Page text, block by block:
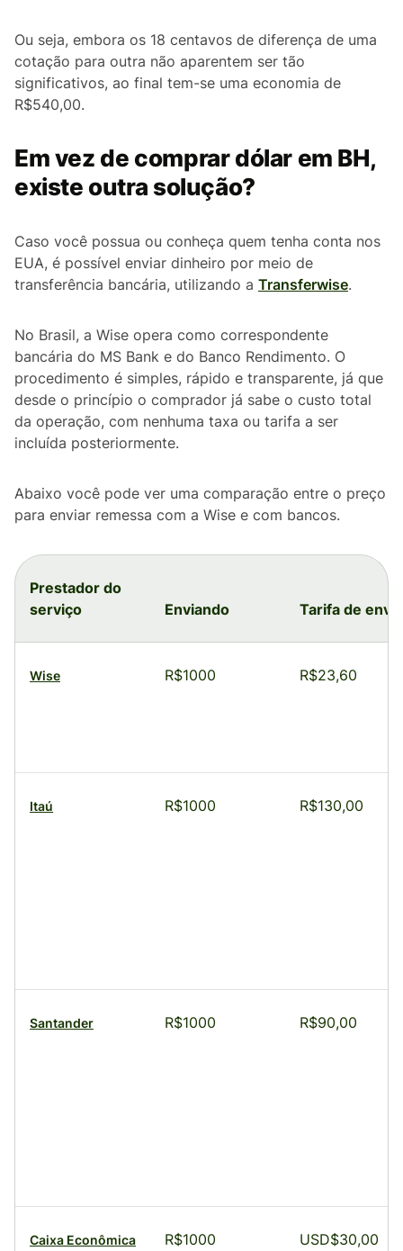
Ou seja, embora os 18 centavos de diferença de uma
cotação para outra não aparentem ser tão
significativos, ao final tem-se uma economia de
R$540,00.
Em vez de comprar dólar em BH,
existe outra solução?
Caso você possua ou conheça quem tenha conta nos
EUA, é possível enviar dinheiro por meio de
transferência bancária, utilizando a Transferwise.
No Brasil, a Wise opera como correspondente
bancária do MS Bank e do Banco Rendimento. O
procedimento é simples, rápido e transparente, já que
desde o princípio o comprador já sabe o custo total
da operação, com nenhuma taxa ou tarifa a ser
incluída posteriormente.
Abaixo você pode ver uma comparação entre o preço
para enviar remessa com a Wise e com bancos.
Prestador do
serviço
Enviando Tarifa de envio
Wise R$1000 R$23,60
Itaú R$1000 R$130,00
Santander R$1000 R$90,00
Caixa Econômica
R$1000
USD$30,00